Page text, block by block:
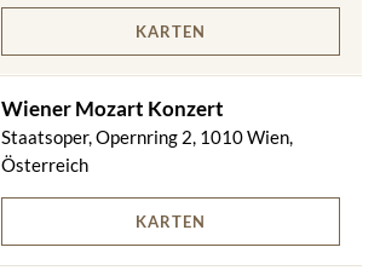
KARTEN
Wiener Mozart Konzert
Staatsoper, Opernring 2, 1010 Wien,
Österreich
KARTEN